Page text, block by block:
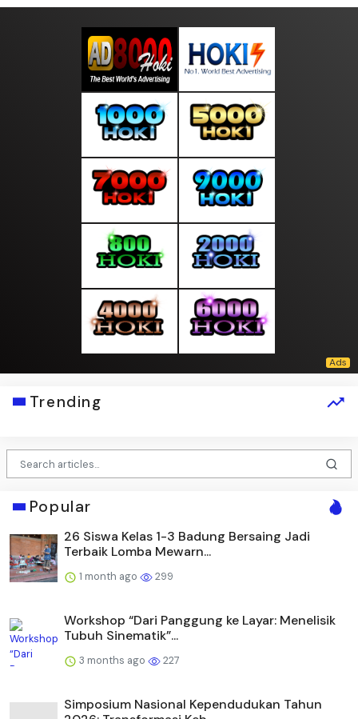
Trending
Popular
26 Siswa Kelas 1-3 Badung Bersaing Jadi
Terbaik Lomba Mewarn...
1 month ago 299
Workshop “Dari Panggung ke Layar: Menelisik
Tubuh Sinematik”...
3 months ago 227
Simposium Nasional Kependudukan Tahun